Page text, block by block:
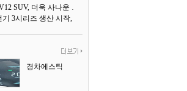
페라리 V12 SUV, 더욱 사나운 얼굴로 돌아온다
경차에스틱